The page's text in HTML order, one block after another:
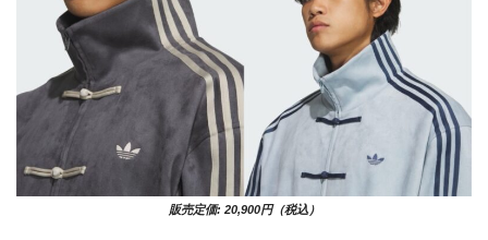
販売定価: 20,900円（税込）